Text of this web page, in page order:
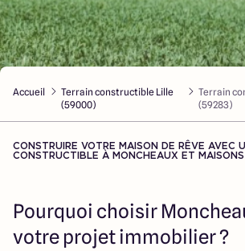
Nos maisons
Nos annonces
Votre projet
Qui sommes-nous
Maisons ARLOGIS Nord
Accueil
Terrain constructible Lille
(59000)
Terrain
(59283)
CONSTRUIRE VOTRE MAISON DE RÊVE AVEC
CONSTRUCTIBLE À MONCHEAUX ET MAISONS
Pourquoi choisir
votre projet immobilier ?